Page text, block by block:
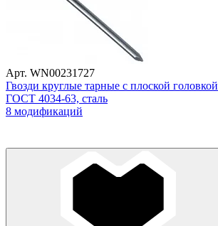
Арт. WN00231727
Гвозди круглые тарные с плоской головкой
ГОСТ 4034-63, сталь
8 модификаций